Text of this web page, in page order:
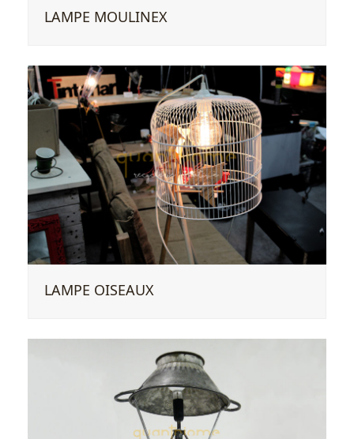
LAMPE MOULINEX
LAMPE OISEAUX